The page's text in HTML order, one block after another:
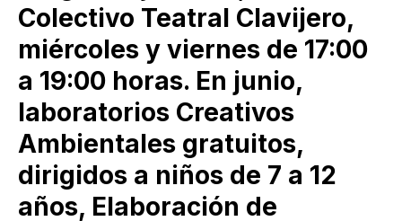
Colectivo Teatral Clavijero,
miércoles y viernes de 17:00
a 19:00 horas. En junio,
laboratorios Creativos
Ambientales gratuitos,
dirigidos a niños de 7 a 12
años, Elaboración de